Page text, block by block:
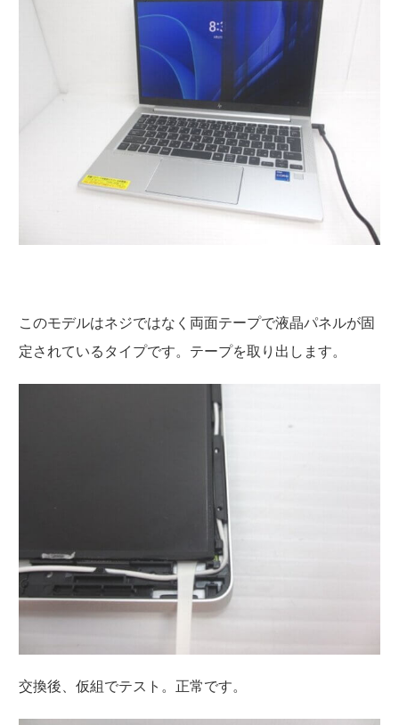
このモデルはネジではなく両面テープで液晶パネルが固
定されているタイプです。テープを取り出します。
交換後、仮組でテスト。正常です。